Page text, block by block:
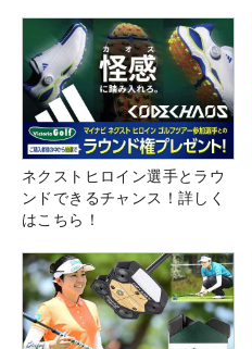
ネクストヒロイン選手とラウ
ンドできるチャンス！詳しく
はこちら！